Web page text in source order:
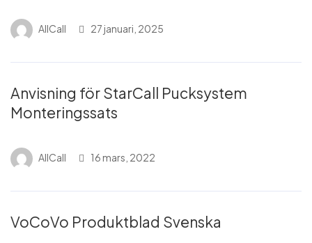
AllCall 27 januari, 2025
Anvisning för StarCall Pucksystem
Monteringssats
AllCall 16 mars, 2022
VoCoVo Produktblad Svenska